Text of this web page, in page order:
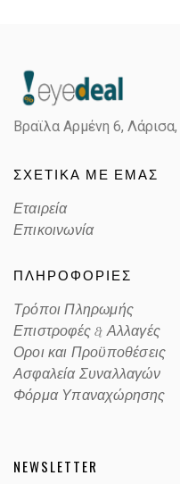
Βραϊλα Αρμένη 6, Λάρισα,
ΣΧΕΤΙΚΑ ΜΕ ΕΜΑΣ
Εταιρεία
Επικοινωνία
ΠΛΗΡΟΦΟΡΙΕΣ
Τρόποι Πληρωμής
Επιστροφές & Αλλαγές
Οροι και Προϋποθέσεις
Ασφαλεία Συναλλαγών
Φόρμα Υπαναχώρησης
NEWSLETTER